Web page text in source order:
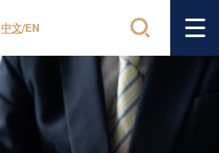
中文/EN